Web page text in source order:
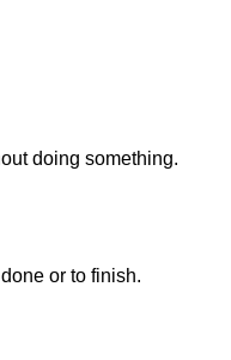
doing something.
or to finish.